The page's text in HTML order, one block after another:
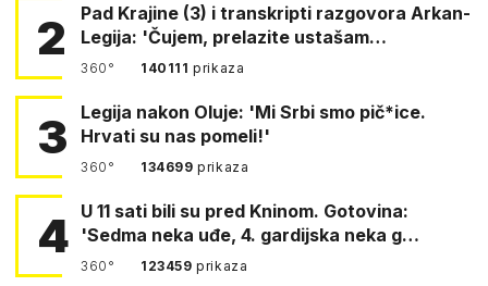
2
Pad Krajine (3) i transkripti razgovora Arkan-
Legija: 'Čujem, prelazite ustašam…
360° 140111prikaza
3
Legija nakon Oluje: 'Mi Srbi smo pič*ice.
Hrvati su nas pomeli!'
360° 134699prikaza
4 U 11 sati bili su pred Kninom. Gotovina:
'Sedma neka uđe, 4. gardijska neka g…
360° 123459prikaza